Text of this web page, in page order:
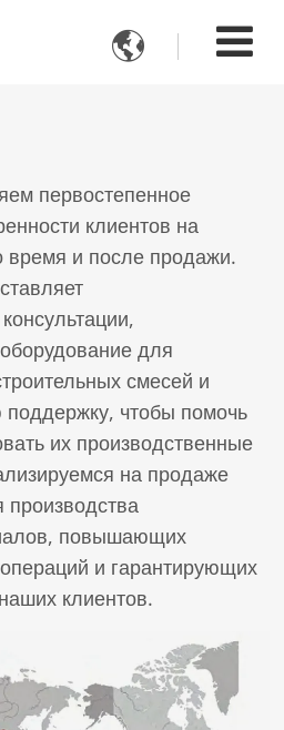

первостепенное
клиентов на
время и после продажи.
для
смесей и
чтобы помочь
их производственные
на продаже
повышающих
и гарантирующих
клиентов.